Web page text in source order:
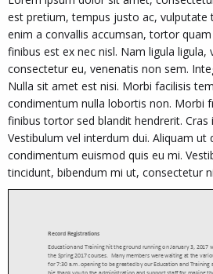
est pretium, tempus justo ac, vulputate
enim a convallis accumsan, tortor
finibus est ex nec nisl. Nam ligula ligula,
consectetur eu, venenatis non sem.
Nulla sit amet est nisi. Morbi facilisis
condimentum nulla lobortis non. Morbi
finibus tortor sed blandit hendrerit. Cras
Vestibulum vel interdum dui. Aliquam ut
condimentum euismod quis eu mi.
tincidunt, bibendum mi ut, consectetur